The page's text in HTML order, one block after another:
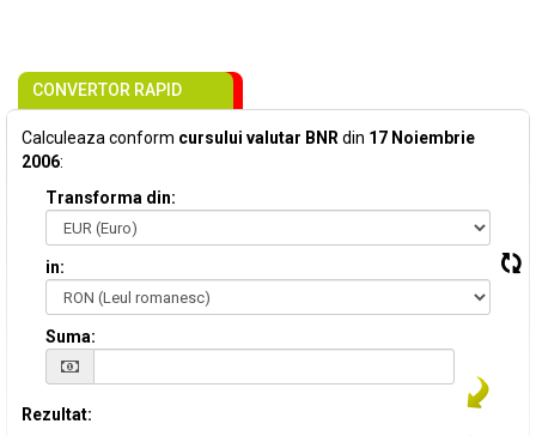
CONVERTOR RAPID
Calculeaza conform cursului valutar BNR din 17 Noiembrie
2006:
Transforma din:
in:
Suma:
Rezultat: